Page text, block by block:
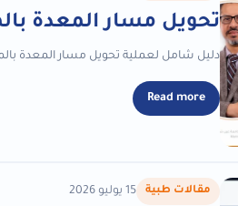
تحويل مسار المعدة
دليل شامل لعملية تحويل مسار المعدة بالمنظار 2026: التعريف، الأنواع، الفرق عن التكميم، الخطوات، النتائج،
Read more
مقالات طبية 15 يوليو 2026